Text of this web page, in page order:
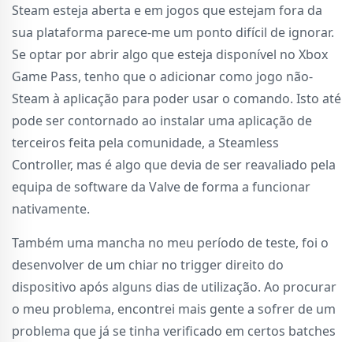
Steam esteja aberta e em jogos que estejam fora da
sua plataforma parece-me um ponto difícil de ignorar.
Se optar por abrir algo que esteja disponível no Xbox
Game Pass, tenho que o adicionar como jogo não-
Steam à aplicação para poder usar o comando. Isto até
pode ser contornado ao instalar uma aplicação de
terceiros feita pela comunidade, a Steamless
Controller, mas é algo que devia de ser reavaliado pela
equipa de software da Valve de forma a funcionar
nativamente.
Também uma mancha no meu período de teste, foi o
desenvolver de um chiar no trigger direito do
dispositivo após alguns dias de utilização. Ao procurar
o meu problema, encontrei mais gente a sofrer de um
problema que já se tinha verificado em certos batches